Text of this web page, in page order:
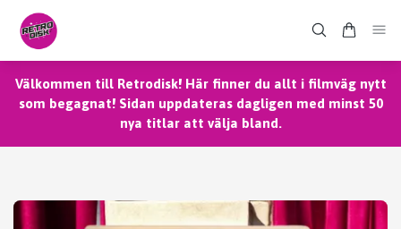
Välkommen till Retrodisk! Här finner du allt i filmväg nytt
som begagnat! Sidan uppdateras dagligen med minst 50
nya titlar att välja bland.